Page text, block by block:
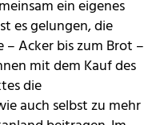
ein eigenes
es gelungen, die
Acker bis zum Brot –
mit dem Kauf des
die
auch selbst zu mehr